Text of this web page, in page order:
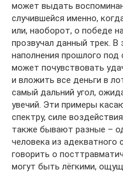
может выдать
случившейся именно,
или, наоборот, о победе
прозвучал данный трек.
наполнения прошлого
может почувствовать
и вложить все деньги в
самый дальний угол,
увечий. Эти примеры
спектру, силе
также бывают разные –
человека из
говорить о
могут быть лёгкими,